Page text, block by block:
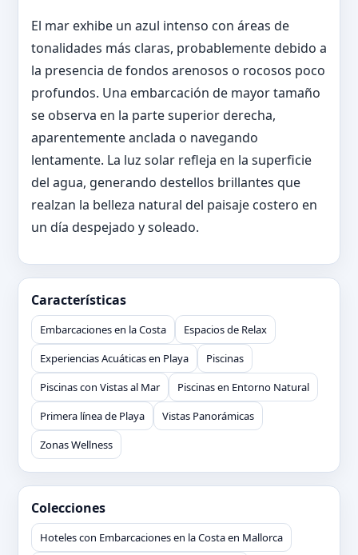
El mar exhibe un azul intenso con áreas de
tonalidades más claras, probablemente debido a
la presencia de fondos arenosos o rocosos poco
profundos. Una embarcación de mayor tamaño
se observa en la parte superior derecha,
aparentemente anclada o navegando
lentamente. La luz solar refleja en la superficie
del agua, generando destellos brillantes que
realzan la belleza natural del paisaje costero en
un día despejado y soleado.
Características
Embarcaciones en la Costa
Espacios de Relax
Experiencias Acuáticas en Playa
Piscinas
Piscinas con Vistas al Mar
Piscinas en Entorno Natural
Primera línea de Playa
Vistas Panorámicas
Zonas Wellness
Colecciones
Hoteles con Embarcaciones en la Costa en Mallorca